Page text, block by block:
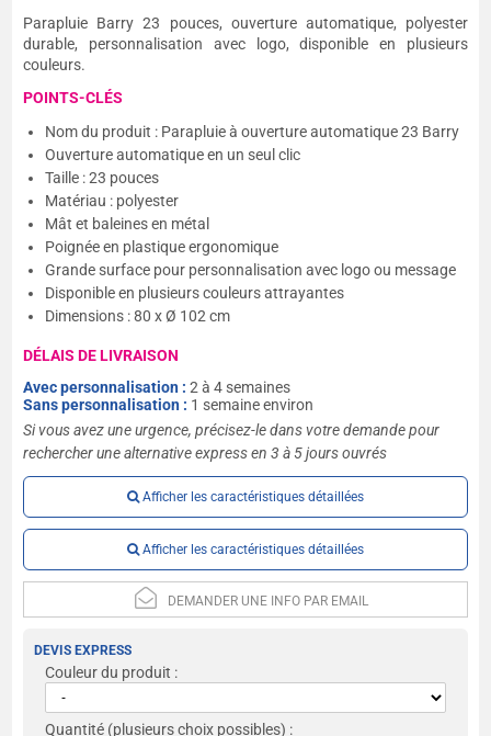
Parapluie Barry 23 pouces, ouverture automatique, polyester
durable, personnalisation avec logo, disponible en plusieurs
couleurs.
POINTS-CLÉS
Nom du produit : Parapluie à ouverture automatique 23 Barry
Ouverture automatique en un seul clic
Taille : 23 pouces
Matériau : polyester
Mât et baleines en métal
Poignée en plastique ergonomique
Grande surface pour personnalisation avec logo ou message
Disponible en plusieurs couleurs attrayantes
Dimensions : 80 x Ø 102 cm
DÉLAIS DE LIVRAISON
Avec personnalisation :2 à 4 semaines
Sans personnalisation : 1 semaine environ
Si vous avez une urgence, précisez-le dans votre demande pour
rechercher une alternative express en 3 à 5 jours ouvrés
Afficher les caractéristiques détaillées
Afficher les caractéristiques détaillées
DEMANDER UNE INFO PAR EMAIL
DEVIS EXPRESS
Couleur du produit :
Quantité (plusieurs choix possibles) :